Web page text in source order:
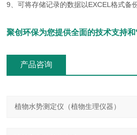
9、可将存储记录的数据以EXCEL格式备
聚创环保为您提供全面的技术支持和
产品咨询